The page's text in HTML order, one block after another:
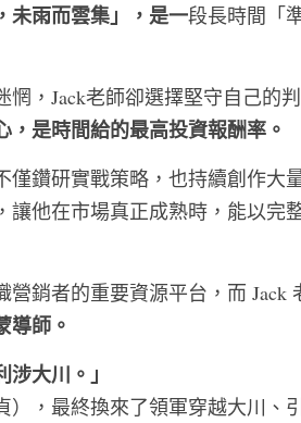
未雨而雲集」，是一段長時間「
，Jack老師卻選擇堅守自己的
，是時間給的最高投資報酬率。
僅鑽研實戰策略，也持續創作
他在市場真正成熟時，能以完
銷者的重要資源平台，而 Jack
導師。
大川。」
），最終換來了領軍穿越大川、